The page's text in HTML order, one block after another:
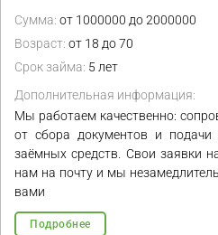
Сумма: от 1000000 до 2000000
Возраст: от 18 до 70
Срок займа: 5 лет
Дополнительная информация:
Мы работаем качественно:
от сбора документов и
заёмных средств. Свои заявки
нам на почту и мы
вами
Подробнее